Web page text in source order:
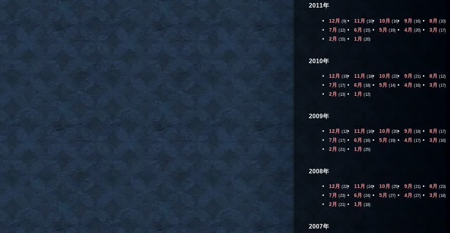
2011年
12月 (9) 11月 (10) 10月 (16) 9月 (16) 8月 (10)
7月 (12) 6月 (15) 5月 (19) 4月 (20) 3月 (17)
2月 (15) 1月 (20)
2010年
12月 (19) 11月 (18) 10月 (22) 9月 (21) 8月 (12)
7月 (17) 6月 (18) 5月 (14) 4月 (16) 3月 (17)
2月 (13) 1月 (12)
2009年
12月 (12) 11月 (16) 10月 (20) 9月 (18) 8月 (17)
7月 (17) 6月 (16) 5月 (19) 4月 (17) 3月 (16)
2月 (21) 1月 (25)
2008年
12月 (22) 11月 (24) 10月 (25) 9月 (21) 8月 (23)
7月 (23) 6月 (24) 5月 (27) 4月 (27) 3月 (18)
2月 (21) 1月 (18)
2007年